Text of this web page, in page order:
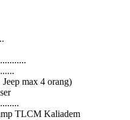
max 4 orang)
TLCM Kaliadem